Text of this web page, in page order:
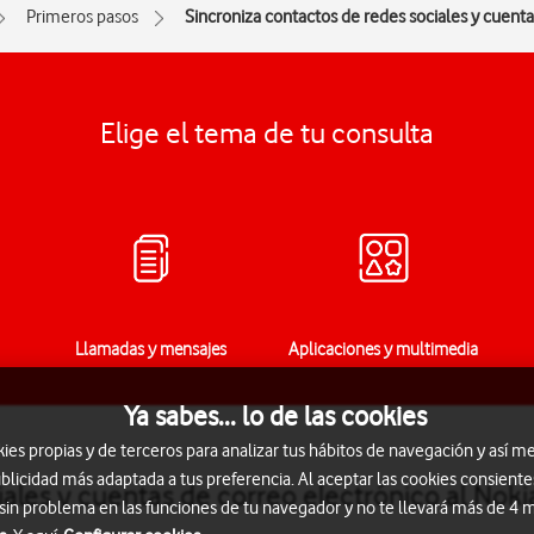
Primeros pasos Sincroniza contactos de redes sociales y
Elige el tema de tu consulta
Llamadas y mensajes Aplicaciones y multimedia
y cuentas de correo electrónico al
Ya sabes... lo de las cookies
propias y de terceros para analizar tus hábitos de navegación y así
más adaptada a tus preferencia. Al aceptar las cookies
problema en las funciones de tu navegador y no te llevará más de 4